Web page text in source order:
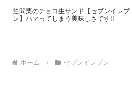
笠間栗のチョコ生サンド【セブンイレブ
ン】ハマってしまう美味しさです!!
ホーム セブンイレブン